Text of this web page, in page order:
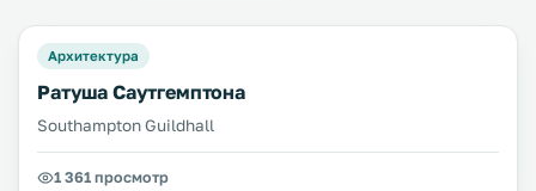
Архитектура
Ратуша Саутгемптона
Southampton Guildhall
1 361 просмотр